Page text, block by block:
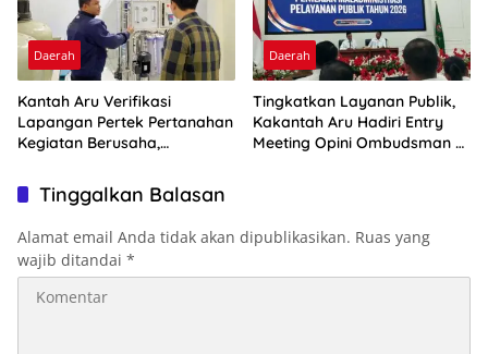
Daerah
Kantah Aru Verifikasi
Lapangan Pertek Pertanahan
Kegiatan Berusaha,
Daerah
Tingkatkan Layanan Publik,
Kakantah Aru Hadiri Entry
Meeting Opini Ombudsman RI
Tinggalkan Balasan
Alamat email Anda tidak akan dipublikasikan. Ruas yang
wajib ditandai *